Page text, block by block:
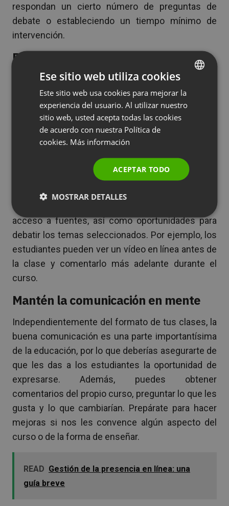
respondan un cierto número de preguntas de
debate o estableciendo un tiempo mínimo de
intervención.
Relaciona correctamente los
materiales de aprendizaje y las
actividades
En los cursos o clases en línea, los estudiantes
necesitan tener oportunidades de juntarse y
revisar lo aprendido durante la formación, así
es importante tanto para la autoevaluación, como
para valorar los resultados de su aprendizaje. Por
lo tanto, resulta útil combinar diferentes
oportunidades de aprendizaje para ofrecerles
acceso a fuentes, así como oportunidades para
debatir los temas seleccionados. Por ejemplo, los
estudiantes pueden ver un vídeo en línea antes de
la clase y comentarlo más adelante durante el
curso.
Mantén la comunicación en mente
Independientemente del formato de tus clases, la
buena comunicación es una parte importantísima
de la educación, por lo que deberías asegurarte de
que les das a los estudiantes la oportunidad de
expresarse. Además, puedes obtener
comentarios del propio curso, preguntar lo que les
gusta y lo que cambiarían. Prepárate para hacer
mejoras si nos les convence algún aspecto del
curso o de la forma de enseñar.
READ Gestión de la presencia en línea: una
guía breve
ENGLISH
FRENCH
RUSSIAN
SPANISH
Ese sitio web utiliza cookies
Este sitio web usa cookies para mejorar la
experiencia del usuario. Al utilizar nuestro
sitio web, usted acepta todas las cookies
de acuerdo con nuestra Política de
cookies. Más información
ACEPTAR TODO
MOSTRAR DETALLES